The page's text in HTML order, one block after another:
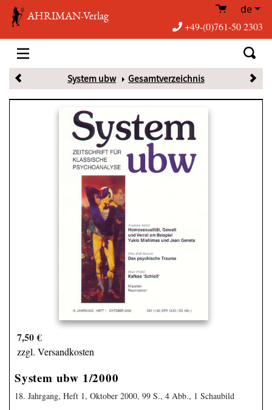
AHRIMAN-Verlag de
+49-(0)761-50 2303
System ubw Gesamtverzeichnis
7,50 €
zzgl. Versandkosten
System ubw 1/2000
18. Jahrgang, Heft 1, Oktober 2000, 99 S., 4 Abb., 1 Schaubild